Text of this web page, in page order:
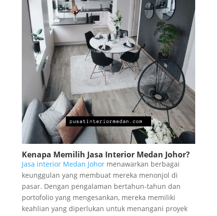
Kenapa Memilih Jasa Interior Medan Johor?
Jasa interior Medan Johormenawarkan berbagai
keunggulan yang membuat mereka menonjol di
pasar. Dengan pengalaman bertahun-tahun dan
portofolio yang mengesankan, mereka memiliki
keahlian yang diperlukan untuk menangani proyek